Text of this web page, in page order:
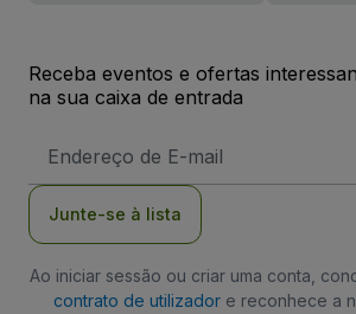
Receba eventos e ofertas
na sua caixa de entrada
de
Junte-se à lista
Ao iniciar sessão ou criar uma conta,
contrato de utilizadore reconhece a